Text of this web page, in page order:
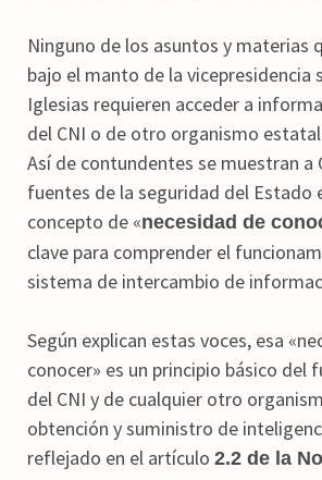
Ninguno de los asuntos y materias
bajo el manto de la vicepresidencia
Iglesias requieren acceder a
del CNI o de otro organismo
Así de contundentes se muestran a
fuentes de la seguridad del Estado
concepto de «necesidad de
clave para comprender el
sistema de intercambio de
Según explican estas voces, esa
conocer» es un principio básico del
del CNI y de cualquier otro
obtención y suministro de
reflejado en el artículo 2.2 de la